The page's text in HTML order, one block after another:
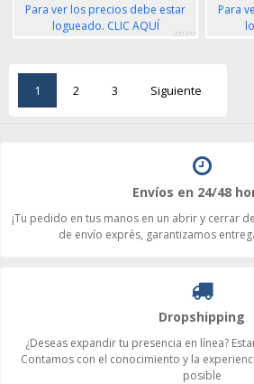
Para ver los precios debe estar
logueado. CLIC AQUÍ
231377
Para
1 2 3 Siguiente
Envíos en 24/48
¡Tu pedido en tus manos en un abrir y cerrar
de envío exprés, garantizamos
Dropshipping
¿Deseas expandir tu presencia en línea?
Contamos con el conocimiento y la
posible